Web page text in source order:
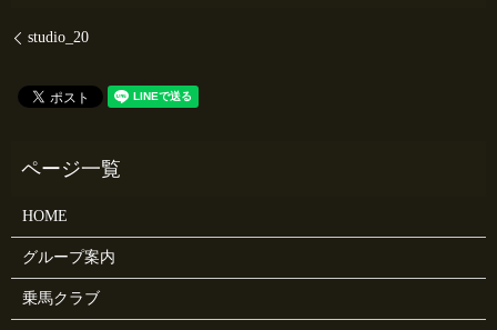
studio_20
HOME
グループ案内
乗馬クラブ